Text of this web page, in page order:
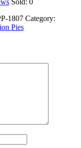
Sold: 0
1807 Category:
Pies